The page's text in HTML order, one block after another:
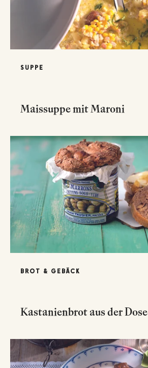
SUPPE
Maissuppe mit Maroni
BROT & GEBÄCK
Kastanienbrot aus der Dose